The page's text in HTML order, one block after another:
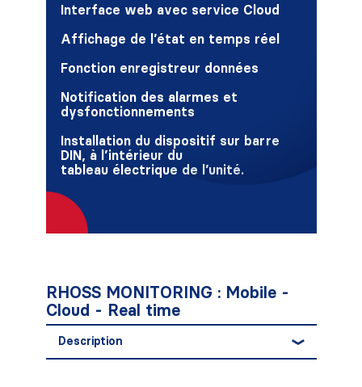
Interface web avec service Cloud
Affichage de l’état en temps réel
Fonction enregistreur données
Notification des alarmes et
dysfonctionnements
Installation du dispositif sur barre
DIN, à l’intérieur du
tableau électrique de l’unité.
RHOSS MONITORING : Mobile -
Cloud - Real time
Description